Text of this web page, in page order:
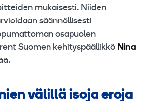
mukaisesti. Niiden
säännöllisesti
osapuolen
Suomen kehityspäällikkö Nina
välillä isoja eroja